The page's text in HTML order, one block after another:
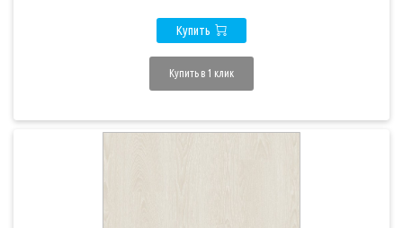
Купить
Купить в 1 клик